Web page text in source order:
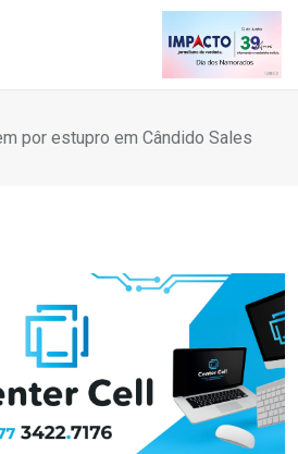
por estupro em Cândido Sales